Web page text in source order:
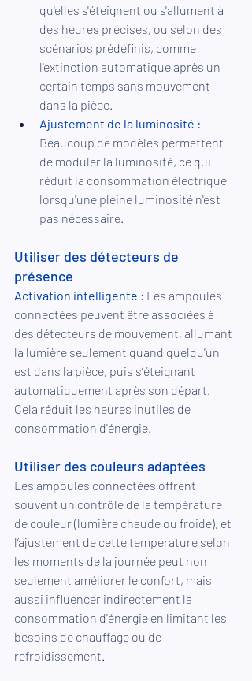
qu'elles s'éteignent ou s'allument à
des heures précises, ou selon des
scénarios prédéfinis, comme
l'extinction automatique après un
certain temps sans mouvement
dans la pièce.
Ajustement de la luminosité :
Beaucoup de modèles permettent
de moduler la luminosité, ce qui
réduit la consommation électrique
lorsqu'une pleine luminosité n'est
pas nécessaire.
Utiliser des détecteurs de
présence
Activation intelligente : Les ampoules
connectées peuvent être associées à
des détecteurs de mouvement, allumant
la lumière seulement quand quelqu'un
est dans la pièce, puis s’éteignant
automatiquement après son départ.
Cela réduit les heures inutiles de
consommation d'énergie.
Utiliser des couleurs adaptées
Les ampoules connectées offrent
souvent un contrôle de la température
de couleur (lumière chaude ou froide), et
l’ajustement de cette température selon
les moments de la journée peut non
seulement améliorer le confort, mais
aussi influencer indirectement la
consommation d'énergie en limitant les
besoins de chauffage ou de
refroidissement.